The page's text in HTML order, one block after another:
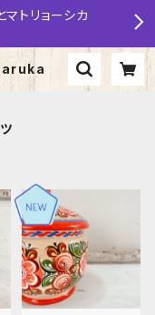
トリョーシカ